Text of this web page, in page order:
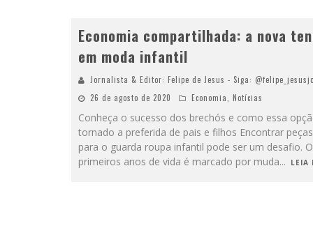
Economia compartilhada: a nova
em moda infantil
Jornalista & Editor: Felipe de Jesus - Siga:
26 de agosto de 2020
Economia Notícias
Conheça o sucesso dos brechós e como essa
tornado a preferida de pais e filhos Encontrar
para o guarda roupa infantil pode ser um desafio.
primeiros anos de vida é marcado por muda... LEIA